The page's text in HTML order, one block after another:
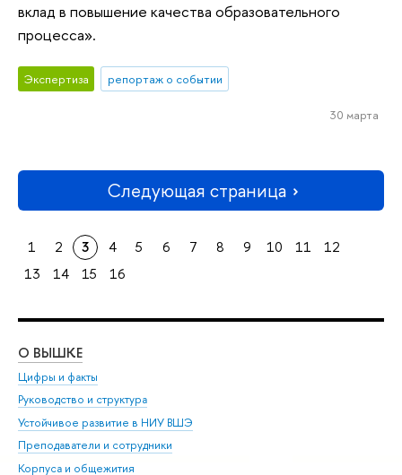
вклад в повышение качества образовательного
процесса».
Экспертиза репортаж о событии
30 марта
Следующая страница
1 2 3 4 5 6 7 8 9 10 11
12
13
14 15 16
О ВЫШКЕ
Цифры и факты
Руководство и структура
Устойчивое развитие в НИУ ВШЭ
Преподаватели и сотрудники
Корпуса и общежития